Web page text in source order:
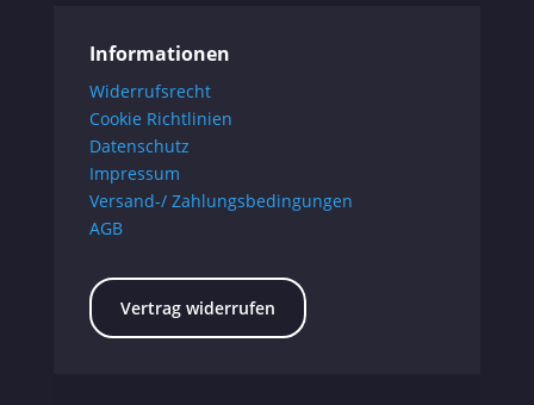
Informationen
Widerrufsrecht
Cookie Richtlinien
Datenschutz
Impressum
Versand-/ Zahlungsbedingungen
AGB
Vertrag widerrufen